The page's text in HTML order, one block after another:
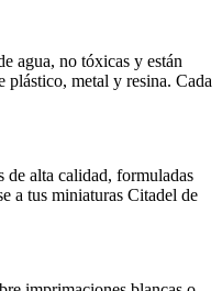
agua, no tóxicas y están
plástico, metal y resina. Cada
de alta calidad, formuladas
a tus miniaturas Citadel de